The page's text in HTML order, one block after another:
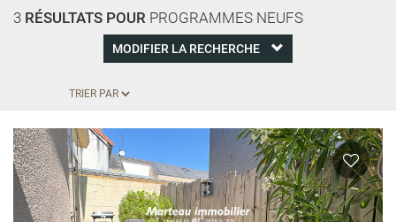
3 RÉSULTATS POUR PROGRAMMES NEUFS
MODIFIER LA RECHERCHE